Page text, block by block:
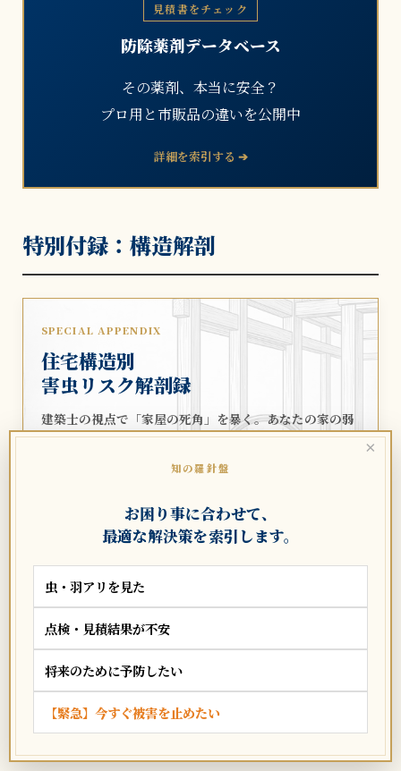
見積書をチェック
防除薬剤データベース
その薬剤、本当に安全？
プロ用と市販品の違いを公開中
詳細を索引する ➔
特別付録：構造解剖
SPECIAL APPENDIX
住宅構造別
害虫リスク解剖録
建築士の視点で「家屋の死角」を暴く。あなたの家の弱
点はどこか。
LEGAL PRECEDENTS
⚖️ 害虫トラブル
法務・判例録
悪徳業者・売買・近隣トラブル。
泣き寝入りしないための法的防衛策。
過去の判例を確認する ➔
×
知の羅針盤
お困り事に合わせて、
最適な解決策を索引します。
虫・羽アリを見た
点検・見積結果が不安
将来のために予防したい
【緊急】今すぐ被害を止めたい